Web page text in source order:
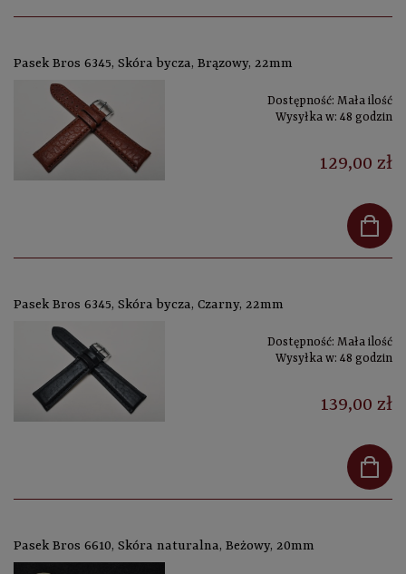
Pasek Bros 6345, Skóra bycza, Brązowy, 22mm
Dostępność: Mała ilość
Wysyłka w: 48 godzin
129,00 zł
Pasek Bros 6345, Skóra bycza, Czarny, 22mm
Dostępność: Mała ilość
Wysyłka w: 48 godzin
139,00 zł
Pasek Bros 6610, Skóra naturalna, Beżowy, 20mm